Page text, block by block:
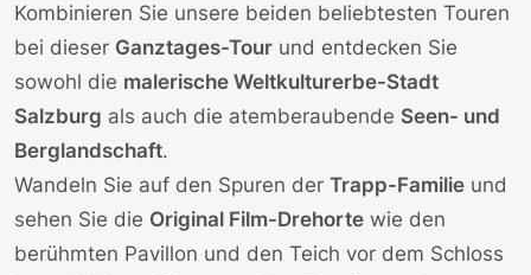
Kombinieren Sie unsere beiden beliebtesten Touren
bei dieser Ganztages-Tour und entdecken Sie
sowohl die malerische Weltkulturerbe-Stadt
Salzburg als auch die atemberaubende Seen- und
Berglandschaft.
Wandeln Sie auf den Spuren der Trapp-Familie und
sehen Sie die Original Film-Drehorte wie den
berühmten Pavillon und den Teich vor dem Schloss